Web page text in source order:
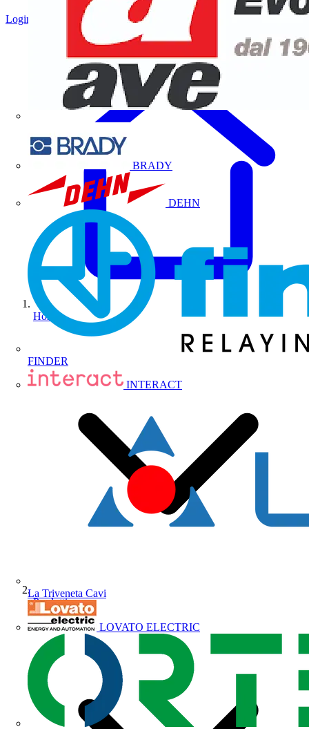
BRADY
DEHN
FINDER
INTERACT
La Triveneta Cavi
LOVATO ELECTRIC
Login
Home
Prodotti